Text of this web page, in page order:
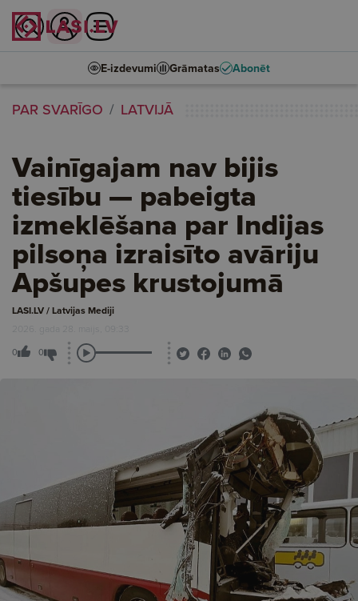
E-izdevumi Grāmatas Abonēt
PAR SVARĪGO LATVIJĀ
Vainīgajam nav bijis
tiesību — pabeigta
izmeklēšana par Indijas
pilsoņa izraisīto avāriju
Apšupes krustojumā
LASI.LV / Latvijas Mediji
2026. gada 28. maijs, 09:33
0 0